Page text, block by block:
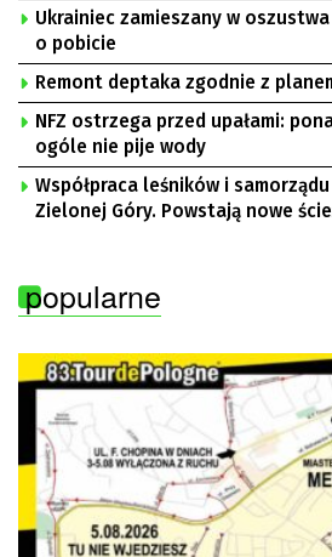
Ukrainiec zamieszany w
o pobicie
Remont deptaka zgodnie z
NFZ ostrzega przed upałami:
ogóle nie pije wody
Współpraca leśników i
Zielonej Góry. Powstają nowe
popularne